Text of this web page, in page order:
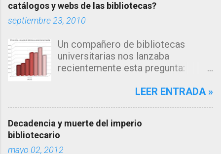
catálogos y webs de las bibliotecas?
septiembre 23, 2010
Un compañero de bibliotecas
universitarias nos lanzaba
recientemente esta pregunta:
en el número de consultas, tanto a
últimos años... me inclino a pensar
que la explicación estará en los
algoritmos de búsqueda de los
LEER ENTRADA »
Decadencia y muerte del imperio
bibliotecario
mayo 02, 2012